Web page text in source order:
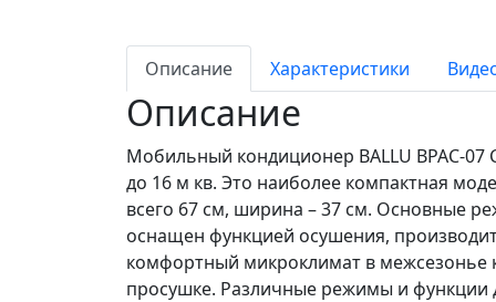
Описание Характеристики
Описание
Мобильный кондиционер BALLU BPAC-
до 16 м кв. Это наиболее компактная
всего 67 см, ширина – 37 см. Основные
оснащен функцией осушения,
комфортный микроклимат в межсезонье
просушке. Различные режимы и